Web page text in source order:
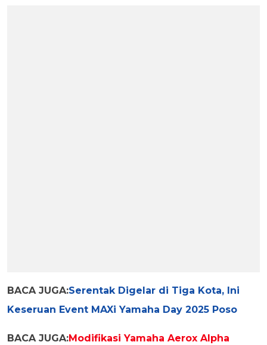
BACA JUGA:Serentak Digelar di Tiga Kota, Ini
Keseruan Event MAXi Yamaha Day 2025 Poso
BACA JUGA:Modifikasi Yamaha Aerox Alpha